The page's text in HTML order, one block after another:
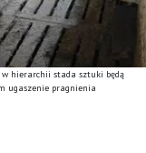
w hierarchii stada sztuki będą
ugaszenie pragnienia